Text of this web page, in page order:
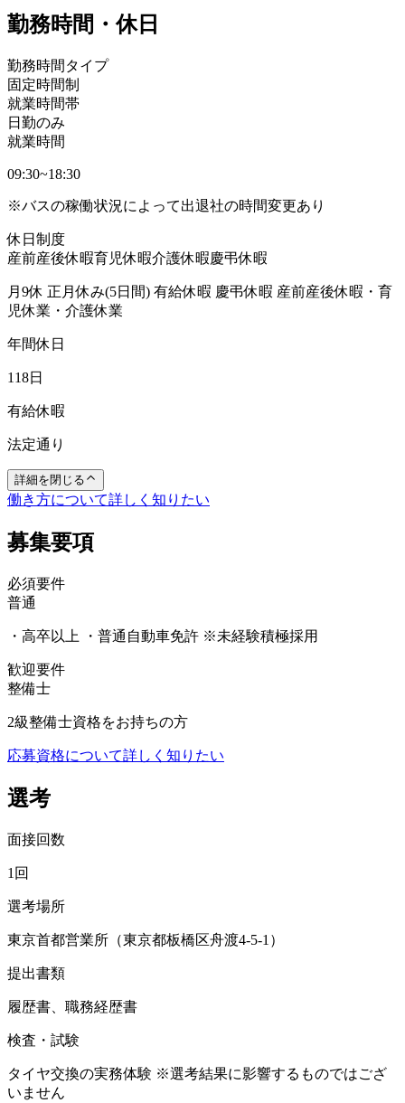
勤務時間・休日
勤務時間タイプ
固定時間制
就業時間帯
日勤のみ
就業時間
09:30~18:30
※バスの稼働状況によって出退社の時間変更あり
休日制度
産前産後休暇育児休暇介護休暇慶弔休暇
月9休 正月休み(5日間) 有給休暇 慶弔休暇 産前産後休暇・育
児休業・介護休業
年間休日
118日
有給休暇
法定通り
詳細を閉じる
働き方について詳しく知りたい
募集要項
必須要件
普通
・高卒以上 ・普通自動車免許 ※未経験積極採用
歓迎要件
整備士
2級整備士資格をお持ちの方
応募資格について詳しく知りたい
選考
面接回数
1回
選考場所
東京首都営業所（東京都板橋区舟渡4-5-1）
提出書類
履歴書、職務経歴書
検査・試験
タイヤ交換の実務体験 ※選考結果に影響するものではござ
いません